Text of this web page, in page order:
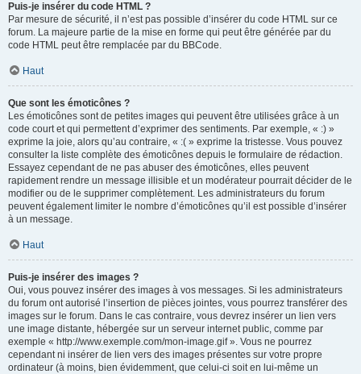
Puis-je insérer du code HTML ?
Par mesure de sécurité, il n’est pas possible d’insérer du code HTML sur ce
forum. La majeure partie de la mise en forme qui peut être générée par du
code HTML peut être remplacée par du BBCode.
Haut
Que sont les émoticônes ?
Les émoticônes sont de petites images qui peuvent être utilisées grâce à un
code court et qui permettent d’exprimer des sentiments. Par exemple, « :) »
exprime la joie, alors qu’au contraire, « :( » exprime la tristesse. Vous pouvez
consulter la liste complète des émoticônes depuis le formulaire de rédaction.
Essayez cependant de ne pas abuser des émoticônes, elles peuvent
rapidement rendre un message illisible et un modérateur pourrait décider de le
modifier ou de le supprimer complètement. Les administrateurs du forum
peuvent également limiter le nombre d’émoticônes qu’il est possible d’insérer
à un message.
Haut
Puis-je insérer des images ?
Oui, vous pouvez insérer des images à vos messages. Si les administrateurs
du forum ont autorisé l’insertion de pièces jointes, vous pourrez transférer des
images sur le forum. Dans le cas contraire, vous devrez insérer un lien vers
une image distante, hébergée sur un serveur internet public, comme par
exemple « http://www.exemple.com/mon-image.gif ». Vous ne pourrez
cependant ni insérer de lien vers des images présentes sur votre propre
ordinateur (à moins, bien évidemment, que celui-ci soit en lui-même un